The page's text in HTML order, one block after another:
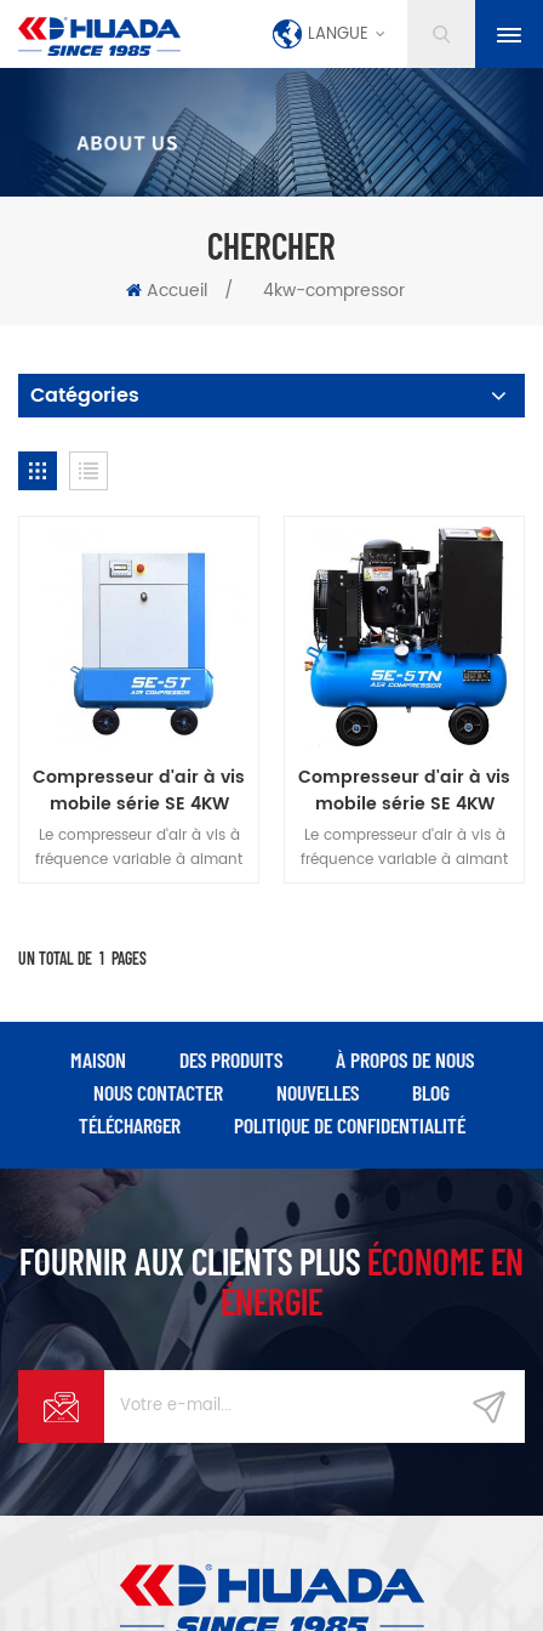
LANGUE
CHERCHER
Accueil / 4kw-compressor
Catégories
Compresseur d'air à vis
mobile série SE 4KW
Le compresseur d'air à vis à
fréquence variable à aimant
optimisé de 40 % par rapport
un design compact et une
technologie de pointe. Les
puissants, affichant une
qualité et une sophistication
détail met en valeur les
couleurs, le design et les
Compresseur d'air à vis
mobile série SE 4KW
Le compresseur d'air à vis à
fréquence variable à aimant
un design compact et une
technologie de pointe. Les
puissants, affichant une
qualité et une sophistication
détail met en valeur les
couleurs, le design et les
UN TOTAL DE 1 PAGES
MAISON DES PRODUITS
À PROPOS DE NOUS
NOUS CONTACTER
NOUVELLES
BLOG
TÉLÉCHARGER
POLITIQUE DE CONFIDENTIALITÉ
FOURNIR AUX CLIENTS PLUSÉCONOME EN
ÉNERGIE